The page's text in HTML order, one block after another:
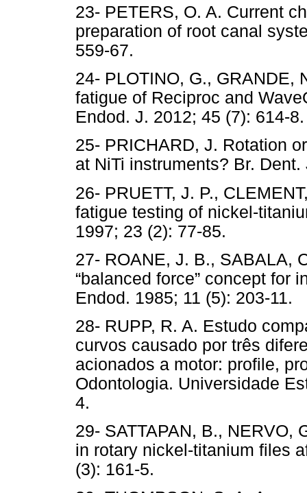
23- PETERS, O. A. Current
preparation of root canal
559-67.
24- PLOTINO, G., GRANDE,
fatigue of Reciproc and
Endod. J. 2012; 45 (7): 614-8.
25- PRICHARD, J. Rotation
at NiTi instruments? Br.
26- PRUETT, J. P.,
fatigue testing of nickel-
1997; 23 (2): 77-85.
27- ROANE, J. B., SABALA,
“balanced force” concept for
Endod. 1985; 11 (5): 203-11.
28- RUPP, R. A. Estudo
curvos causado por três
acionados a motor: profile,
Odontologia. Universidade
4.
29- SATTAPAN, B., NERVO,
in rotary nickel-titanium files
(3): 161-5.